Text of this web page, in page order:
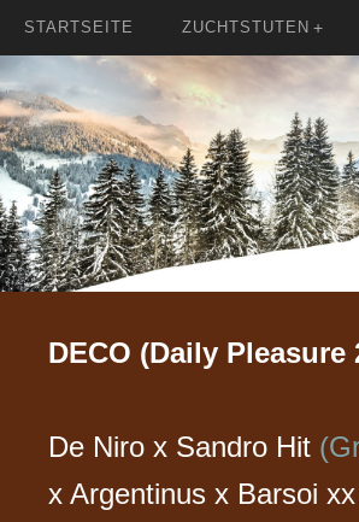
STARTSEITE ZUCHTSTUTEN
DECO (Daily Pleasure
De Niro x Sandro Hit
x Argentinus x Barsoi